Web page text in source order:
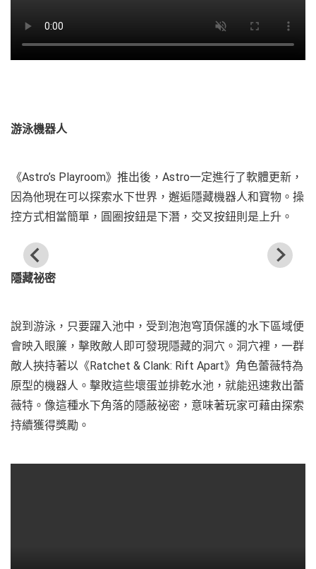
游泳機器人
《Astro’s Playroom》推出後，Astro一定進行了軟體更新，
因為他現在可以探索水下世界，邂逅隱藏機器人和寶物。操
控方式相當簡單，圓圈按鈕是下潛，交叉按鈕則是上升。
隱藏祕密
說到游泳，只要躍入池中，受到泡泡穹頂保護的水下區域便
會映入眼簾，擊敗敵人即可發現隱藏的洞穴。洞穴裡，一群
敵人挾持著以《Ratchet & Clank: Rift Apart》角色蕾薇特為
原型的機器人。擊敗這些壞蛋並排乾水池，就能迅速救出蕾
薇特。像這種水下角落的隱蔽祕密，意味著玩家可藉由探索
持續獲得獎勵。